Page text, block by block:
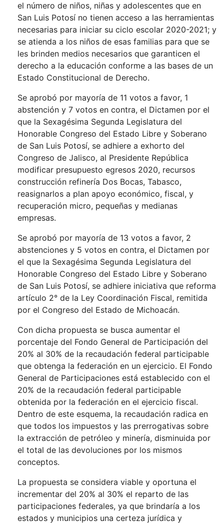
el número de niños, niñas y adolescentes que en
San Luis Potosí no tienen acceso a las herramientas
necesarias para iniciar su ciclo escolar 2020-2021; y
se atienda a los niños de esas familias para que se
les brinden medios necesarios que garanticen el
derecho a la educación conforme a las bases de un
Estado Constitucional de Derecho.
Se aprobó por mayoría de 11 votos a favor, 1
abstención y 7 votos en contra, el Dictamen por el
que la Sexagésima Segunda Legislatura del
Honorable Congreso del Estado Libre y Soberano
de San Luis Potosí, se adhiere a exhorto del
Congreso de Jalisco, al Presidente República
modificar presupuesto egresos 2020, recursos
construcción refinería Dos Bocas, Tabasco,
reasignarlos a plan apoyo económico, fiscal, y
recuperación micro, pequeñas y medianas
empresas.
Se aprobó por mayoría de 13 votos a favor, 2
abstenciones y 5 votos en contra, el Dictamen por
el que la Sexagésima Segunda Legislatura del
Honorable Congreso del Estado Libre y Soberano
de San Luis Potosí, se adhiere iniciativa que reforma
artículo 2° de la Ley Coordinación Fiscal, remitida
por el Congreso del Estado de Michoacán.
Con dicha propuesta se busca aumentar el
porcentaje del Fondo General de Participación del
20% al 30% de la recaudación federal participable
que obtenga la federación en un ejercicio. El Fondo
General de Participaciones está establecido con el
20% de la recaudación federal participable
obtenida por la federación en el ejercicio fiscal.
Dentro de este esquema, la recaudación radica en
que todos los impuestos y las prerrogativas sobre
la extracción de petróleo y minería, disminuida por
el total de las devoluciones por los mismos
conceptos.
La propuesta se considera viable y oportuna el
incrementar del 20% al 30% el reparto de las
participaciones federales, ya que brindaría a los
estados y municipios una certeza jurídica y